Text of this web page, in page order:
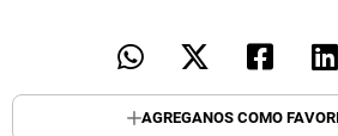
AGREGANOS COMO